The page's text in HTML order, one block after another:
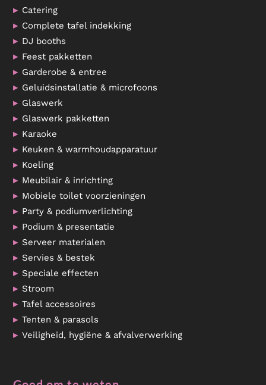
Catering
Complete tafel indekking
DJ booths
Feest pakketten
Garderobe & entree
Geluidsinstallatie & microfoons
Glaswerk
Glaswerk pakketten
Karaoke
Keuken & warmhoudapparatuur
Koeling
Meubilair & inrichting
Mobiele toilet voorzieningen
Party & podiumverlichting
Podium & presentatie
Serveer materialen
Servies & bestek
Speciale effecten
Stroom
Tafel accessoires
Tenten & parasols
Veiligheid, hygiëne & afvalverwerking